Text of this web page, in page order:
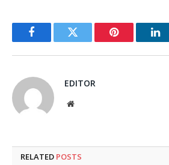
FacebookTwitter Pinterest
EDITOR
Website
RELATED POSTS